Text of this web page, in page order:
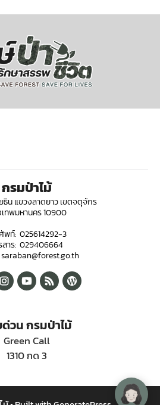
กรมป่าไม้
ธิน แขวงลาดยาว เขตจตุจักร
ทพมหานคร 10900
พท์: 025614292-3
สาร: 029406664
วน กรมป่าไม้
Green Call
1310 กด 3